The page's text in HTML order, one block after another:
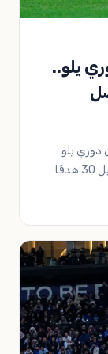
18 من دوري يلو..
دوري يلو
لأندية الدرجة الأولى للمحترفين، والتي شهدت تسجيل 30 هدفًا